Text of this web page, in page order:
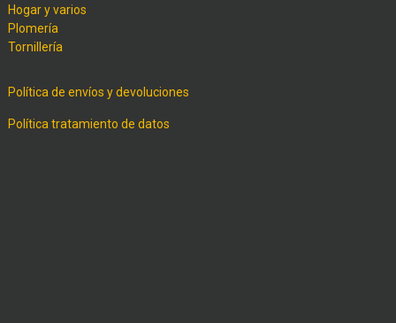
Hogar y varios
Plomería
Tornillería
Política de envíos y devoluciones
Política tratamiento de datos